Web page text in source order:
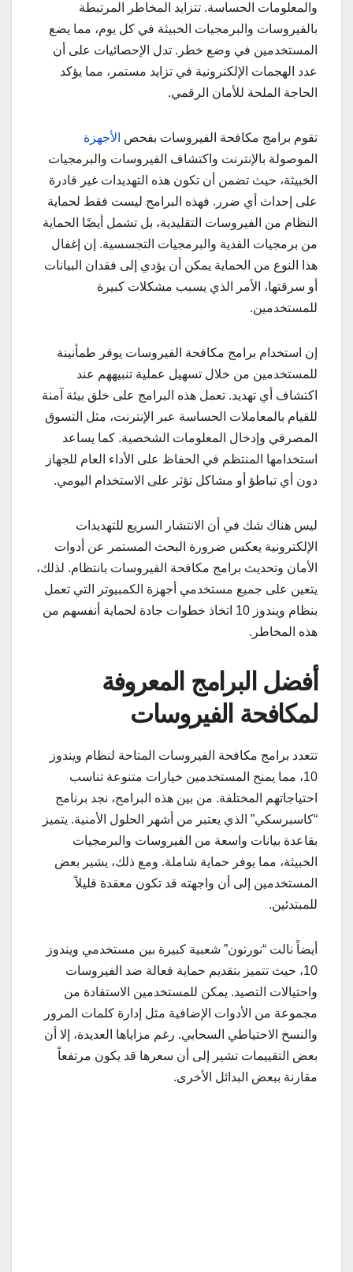
والمعلومات الحساسة. تتزايد المخاطر المرتبطة
بالفيروسات والبرمجيات الخبيثة في كل يوم، مما يضع
المستخدمين في وضع خطر. تدل الإحصائيات على أن
عدد الهجمات الإلكترونية في تزايد مستمر، مما يؤكد
الحاجة الملحة للأمان الرقمي.
تقوم برامج مكافحة الفيروسات بفحص الأجهزة
الموصولة بالإنترنت واكتشاف الفيروسات والبرمجيات
الخبيثة، حيث تضمن أن تكون هذه التهديدات غير قادرة
على إحداث أي ضرر. فهذه البرامج ليست فقط لحماية
النظام من الفيروسات التقليدية، بل تشمل أيضًا الحماية
من برمجيات الفدية والبرمجيات التجسسية. إن إغفال
هذا النوع من الحماية يمكن أن يؤدي إلى فقدان البيانات
أو سرقتها، الأمر الذي يسبب مشكلات كبيرة
للمستخدمين.
إن استخدام برامج مكافحة الفيروسات يوفر طمأنينة
للمستخدمين من خلال تسهيل عملية تنبيههم عند
اكتشاف أي تهديد. تعمل هذه البرامج على خلق بيئة آمنة
للقيام بالمعاملات الحساسة عبر الإنترنت، مثل التسوق
المصرفي وإدخال المعلومات الشخصية. كما يساعد
استخدامها المنتظم في الحفاظ على الأداء العام للجهاز
دون أي تباطؤ أو مشاكل تؤثر على الاستخدام اليومي.
ليس هناك شك في أن الانتشار السريع للتهديدات
الإلكترونية يعكس ضرورة البحث المستمر عن أدوات
الأمان وتحديث برامج مكافحة الفيروسات بانتظام. لذلك،
يتعين على جميع مستخدمي أجهزة الكمبيوتر التي تعمل
بنظام ويندوز 10 اتخاذ خطوات جادة لحماية أنفسهم من
هذه المخاطر.
أفضل البرامج المعروفة
لمكافحة الفيروسات
تتعدد برامج مكافحة الفيروسات المتاحة لنظام ويندوز
10، مما يمنح المستخدمين خيارات متنوعة تناسب
احتياجاتهم المختلفة. من بين هذه البرامج، نجد برنامج
“كاسبرسكي” الذي يعتبر من أشهر الحلول الأمنية. يتميز
بقاعدة بيانات واسعة من الفيروسات والبرمجيات
الخبيثة، مما يوفر حماية شاملة. ومع ذلك، يشير بعض
المستخدمين إلى أن واجهته قد تكون معقدة قليلاً
للمبتدئين.
أيضاً نالت “نورتون” شعبية كبيرة بين مستخدمي ويندوز
10، حيث تتميز بتقديم حماية فعالة ضد الفيروسات
واحتيالات التصيد. يمكن للمستخدمين الاستفادة من
مجموعة من الأدوات الإضافية مثل إدارة كلمات المرور
والنسخ الاحتياطي السحابي. رغم مزاياها العديدة، إلا أن
بعض التقييمات تشير إلى أن سعرها قد يكون مرتفعاً
مقارنة ببعض البدائل الأخرى.